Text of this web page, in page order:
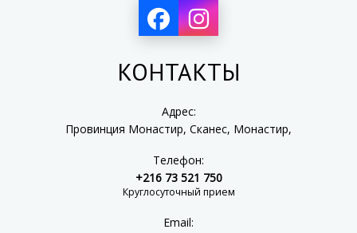
КОНТАКТЫ
Адрес:
Провинция Монастир, Сканес, Монастир,
Телефон:
+216 73 521 750
Круглосуточный прием
Email: